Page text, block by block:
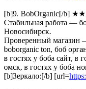
[b]9. BobOrganic[/b]
Стабильная работа —
Новосибирск.
Проверенный магазин
boborganic ton, боб
в гостях у боба сайт, в
омск, в гостях у боба
[b]Зеркало:[/b] [url=